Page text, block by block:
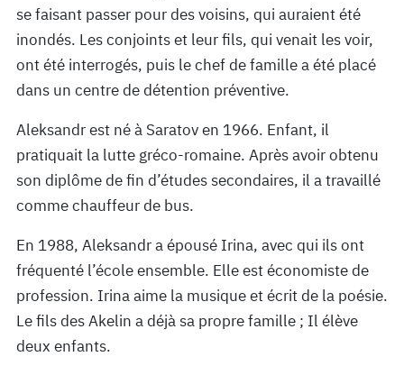
se faisant passer pour des voisins, qui auraient été
inondés. Les conjoints et leur fils, qui venait les voir,
ont été interrogés, puis le chef de famille a été placé
dans un centre de détention préventive.
Aleksandr est né à Saratov en 1966. Enfant, il
pratiquait la lutte gréco-romaine. Après avoir obtenu
son diplôme de fin d’études secondaires, il a travaillé
comme chauffeur de bus.
En 1988, Aleksandr a épousé Irina, avec qui ils ont
fréquenté l’école ensemble. Elle est économiste de
profession. Irina aime la musique et écrit de la poésie.
Le fils des Akelin a déjà sa propre famille ; Il élève
deux enfants.